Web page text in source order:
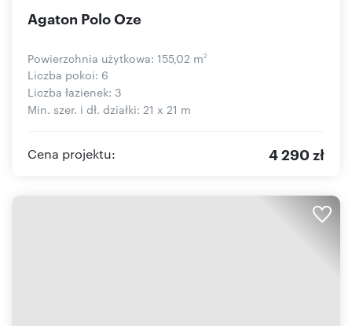
Agaton Polo Oze
Powierzchnia użytkowa: 155,02 m2
Liczba pokoi: 6
Liczba łazienek: 3
Min. szer. i dł. działki: 21 x 21 m
Cena projektu: 4 290 zł